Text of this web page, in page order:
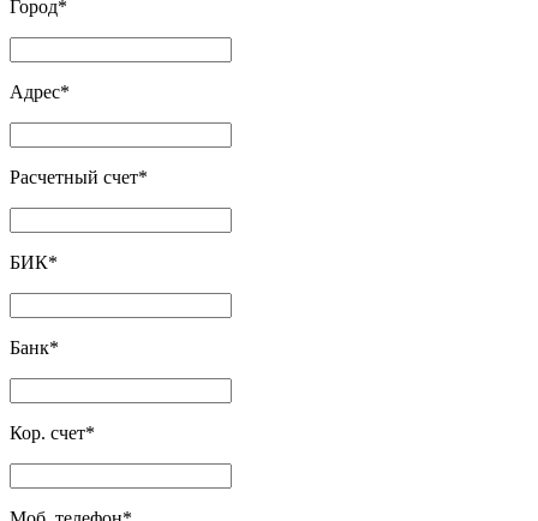
Город*
Адрес*
Расчетный счет*
БИК*
Банк*
Кор. счет*